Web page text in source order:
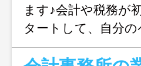
ます♪会計や税務が
タートして、自分
困ったときは必ず